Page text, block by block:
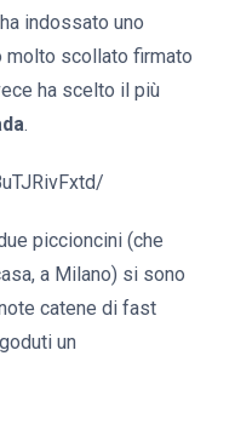
indossato uno
scollato firmato
ha scelto il più
.
piccioncini (che
a Milano) si sono
catene di fast
un